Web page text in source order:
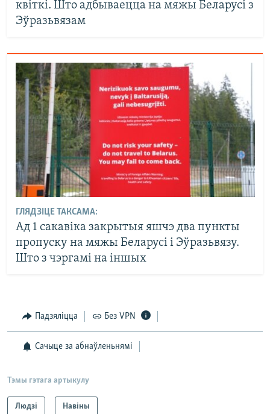
квіткі. Што адбываецца на мяжы Беларусі з
Эўразьвязам
ГЛЯДЗІЦЕ ТАКСАМА:
Ад 1 сакавіка закрытыя яшчэ два пункты
пропуску на мяжы Беларусі і Эўразьвязу.
Што з чэргамі на іншых
Падзяліцца Без VPN
Сачыце за абнаўленьнямі
Тэмы гэтага артыкулу
Людзі Навіны